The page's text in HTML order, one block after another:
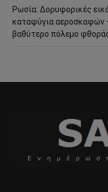
Ρωσία: Δορυφορικές
καταφύγια αεροσκαφών
βαθύτερο πόλεμο